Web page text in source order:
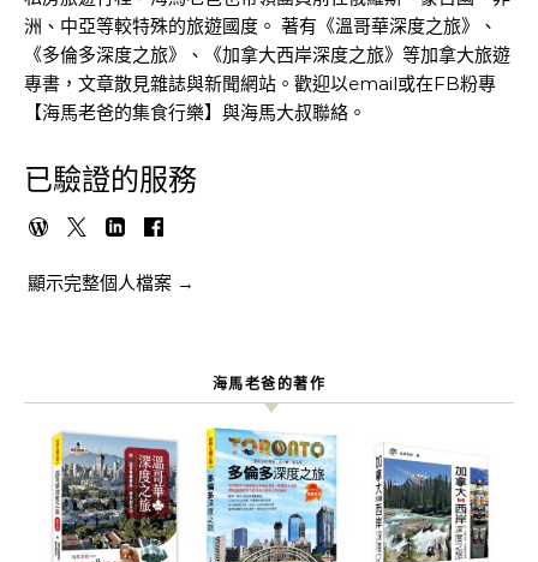
洲、中亞等較特殊的旅遊國度。 著有《溫哥華深度之旅》、
《多倫多深度之旅》、《加拿大西岸深度之旅》等加拿大旅遊
專書，文章散見雜誌與新聞網站。歡迎以email或在FB粉專
【海馬老爸的集食行樂】與海馬大叔聯絡。
已驗證的服務
顯示完整個人檔案 →
海馬老爸的著作